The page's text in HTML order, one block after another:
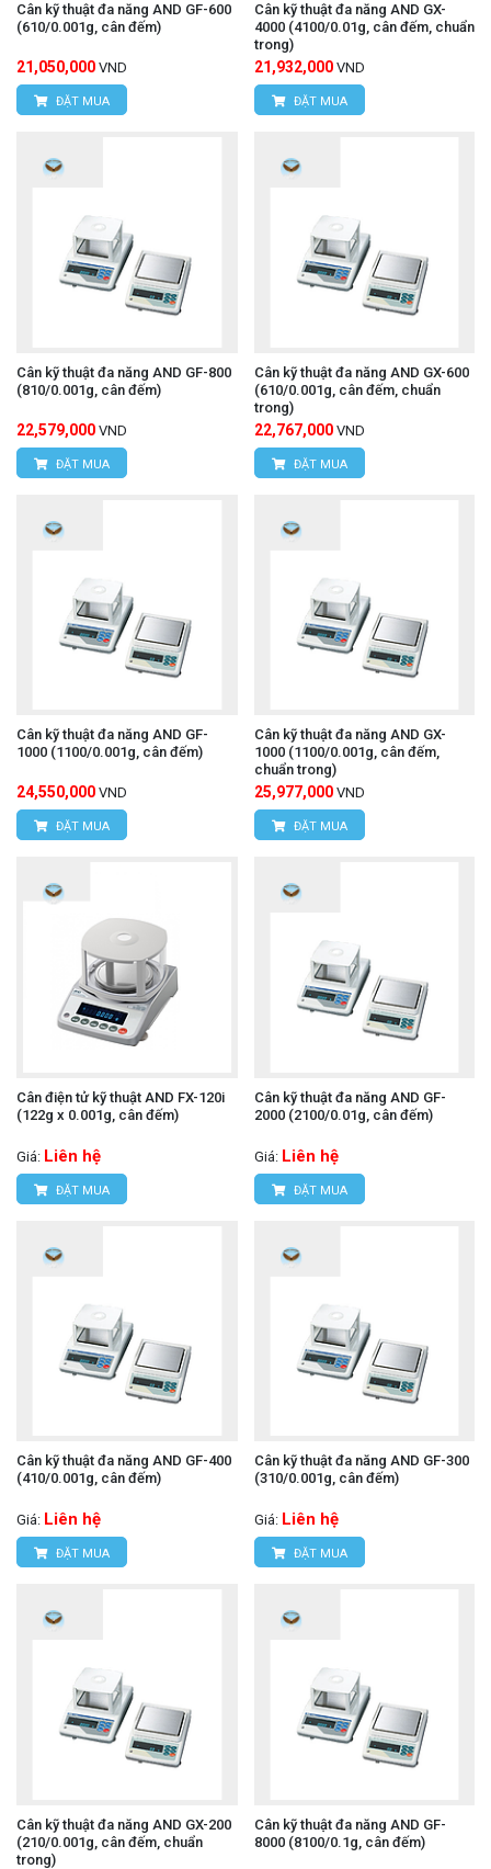
Cân kỹ thuật đa năng AND GF-600
(610/0.001g, cân đếm)
21,050,000 VND
ĐẶT MUA
Cân kỹ thuật đa năng AND GX-
4000 (4100/0.01g, cân đếm, chuẩn
trong)
21,932,000 VND
ĐẶT MUA
Cân kỹ thuật đa năng AND GF-800
(810/0.001g, cân đếm)
22,579,000 VND
ĐẶT MUA
Cân kỹ thuật đa năng AND GX-600
(610/0.001g, cân đếm, chuẩn
trong)
22,767,000 VND
ĐẶT MUA
Cân kỹ thuật đa năng AND GF-
1000 (1100/0.001g, cân đếm)
24,550,000 VND
ĐẶT MUA
Cân kỹ thuật đa năng AND GX-
1000 (1100/0.001g, cân đếm,
chuẩn trong)
25,977,000 VND
ĐẶT MUA
Cân điện tử kỹ thuật AND FX-120i
(122g x 0.001g, cân đếm)
Giá: Liên hệ
ĐẶT MUA
Cân kỹ thuật đa năng AND GF-
2000 (2100/0.01g, cân đếm)
Giá: Liên hệ
ĐẶT MUA
Cân kỹ thuật đa năng AND GF-400
(410/0.001g, cân đếm)
Giá: Liên hệ
ĐẶT MUA
Cân kỹ thuật đa năng AND GF-300
(310/0.001g, cân đếm)
Giá: Liên hệ
ĐẶT MUA
Cân kỹ thuật đa năng AND GX-200
(210/0.001g, cân đếm, chuẩn
trong)
Cân kỹ thuật đa năng AND GF-
8000 (8100/0.1g, cân đếm)